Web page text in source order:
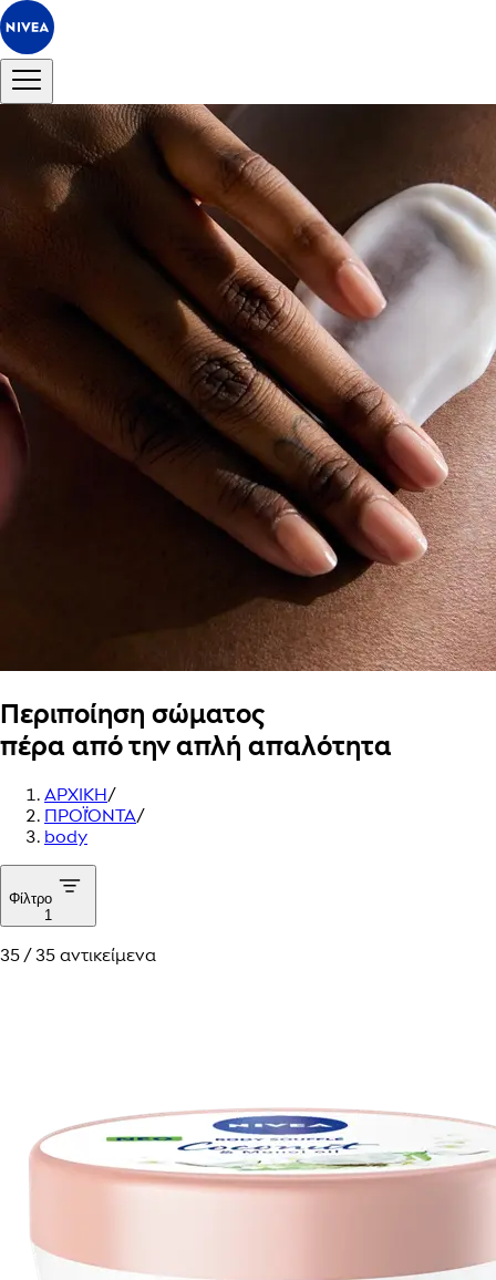
Περιποίηση σώματος
πέρα από την απλή απαλότητα
ΑΡΧΙΚΗ/
ΠΡΟΪΌΝΤΑ/
body
Φίλτρο
1
35 / 35 αντικείμενα